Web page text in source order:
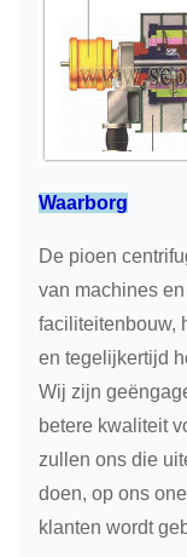
Waarborg
De pioen
van machines
faciliteitenbouw,
en tegelijkertijd
Wij zijn
betere kwaliteit
zullen ons die
doen, op ons
klanten wordt